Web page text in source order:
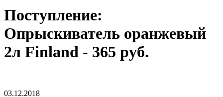
Поступление:
Опрыскиватель оранжевый
2л Finland - 365 руб.
03.12.2018